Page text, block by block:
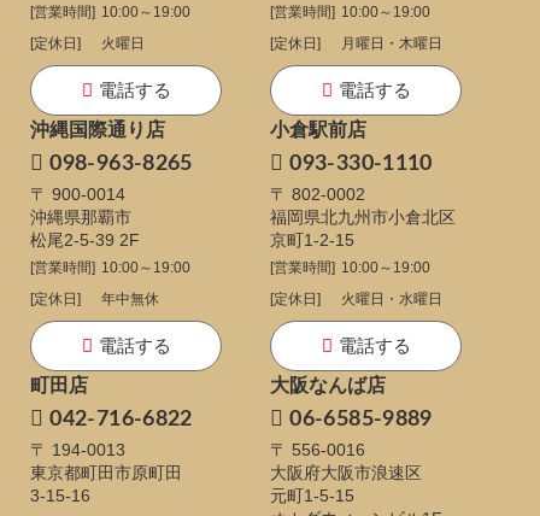
[営業時間] 10:00～19:00
[定休日]
火曜日
電話する
[営業時間] 10:00～19:00
[定休日]
月曜日・木曜日
電話する
沖縄国際通り店
098-963-8265
〒 900-0014
沖縄県那覇市
松尾2-5-39 2F
[営業時間] 10:00～19:00
[定休日]
年中無休
電話する
小倉駅前店
093-330-1110
〒 802-0002
福岡県北九州市小倉北区
京町1-2-15
[営業時間] 10:00～19:00
[定休日]
火曜日・水曜日
電話する
町田店
042-716-6822
〒 194-0013
東京都町田市原町田
3-15-16
大阪なんば店
06-6585-9889
〒 556-0016
大阪府大阪市浪速区
元町1-5-15